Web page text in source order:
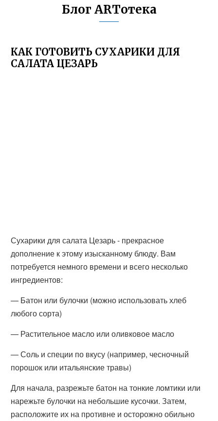
Блог ARTотека
КАК ГОТОВИТЬ СУХАРИКИ ДЛЯ
САЛАТА ЦЕЗАРЬ
Сухарики для салата Цезарь - прекрасное
дополнение к этому изысканному блюду. Вам
потребуется немного времени и всего несколько
ингредиентов:
— Батон или булочки (можно использовать хлеб
любого сорта)
— Растительное масло или оливковое масло
— Соль и специи по вкусу (например, чесночный
порошок или итальянские травы)
Для начала, разрежьте батон на тонкие ломтики или
нарежьте булочки на небольшие кусочки. Затем,
расположите их на противне и осторожно обильно